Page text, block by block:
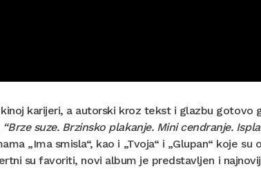
karijeri, a autorski kroz tekst i glazbu gotovo
“Brze suze. Brzinsko plakanje. Mini cendranje.
„Ima smisla“, kao i „Tvoja“ i „Glupan“ koje
su favoriti, novi album je predstavljen i